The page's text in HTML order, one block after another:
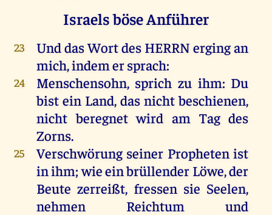
Israels böse Anführer
23 UnddasWortdes HERRN ergingan
mich,indemersprach:
24 Menschensohn, sprich zu ihm: Du
bist ein Land,das nichtbeschienen,
nicht beregnet wird am Tag des
Zorns.
25 Verschwörung seiner Propheten ist
inihm;wieeinbrüllender Löwe,der
Beute zerreißt, fressen sie Seelen,
nehmen
Reichtum
und